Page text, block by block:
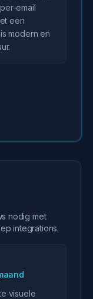
email
een
modern en
nodig met
integrations.
visuele